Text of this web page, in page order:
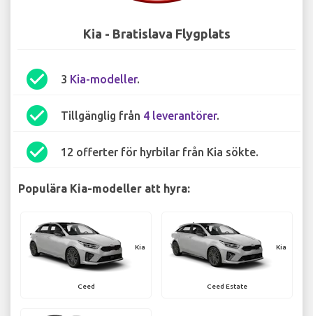
Kia - Bratislava Flygplats
check_circle 3 Kia-modeller.
check_circle Tillgänglig från 4 leverantörer.
check_circle 12 offerter för hyrbilar från Kia sökte.
Populära Kia-modeller att hyra:
Kia
Ceed
Kia
Ceed Estate